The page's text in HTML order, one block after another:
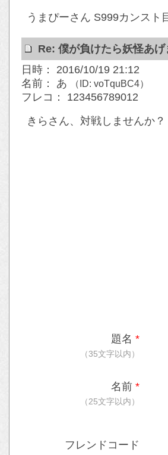
うまぴーさん S999カンスト
Re: 僕が負けたら妖怪あ
日時： 2016/10/19 21:12
名前： あ
（ID: voTquBC4）
フレコ： 123456789012
きらさん、対戦しませんか？
題名 *
（35文字以内）
名前 *
（25文字以内）
フレンドコード